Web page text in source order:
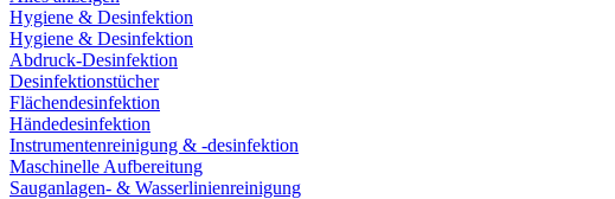
Hygiene & Desinfektion
Hygiene & Desinfektion
Abdruck-Desinfektion
Desinfektionstücher
Flächendesinfektion
Händedesinfektion
Instrumentenreinigung & -desinfektion
Maschinelle Aufbereitung
Sauganlagen- & Wasserlinienreinigung